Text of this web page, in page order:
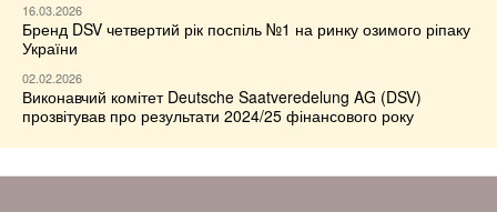
16.03.2026
Бренд DSV четвертий рік поспіль №1 на ринку озимого ріпаку
України
02.02.2026
Виконавчий комітет Deutsche Saatveredelung AG (DSV)
прозвітував про результати 2024/25 фінансового року